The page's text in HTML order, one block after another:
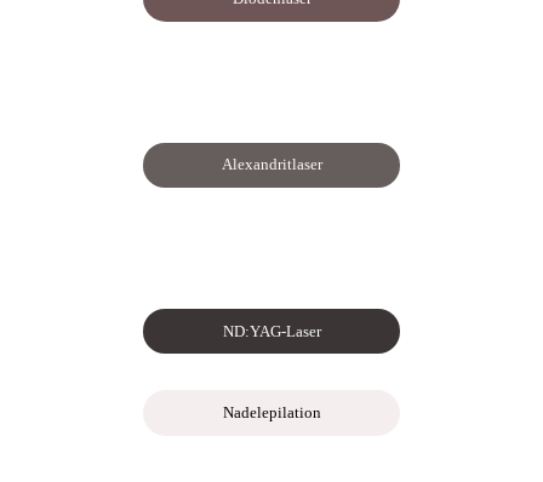
Alexandritlaser
ND:YAG-Laser
Nadelepilation